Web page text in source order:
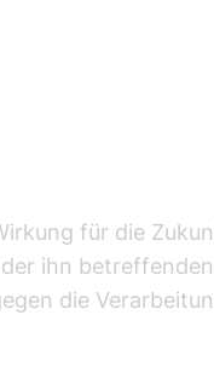
für die
ihn
die